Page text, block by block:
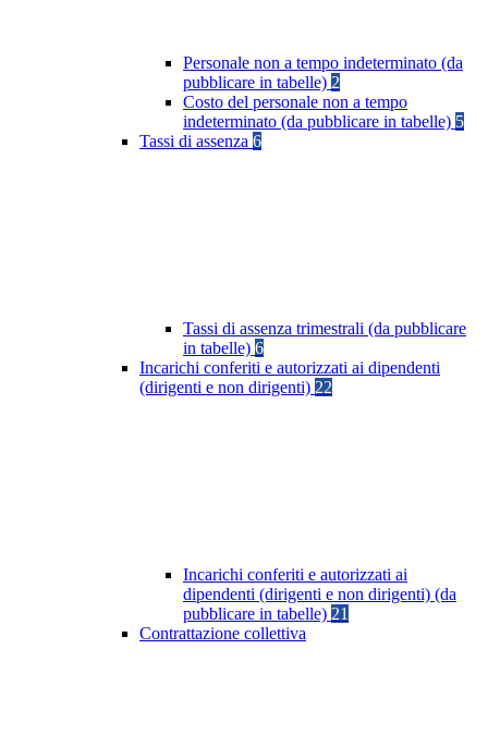
Personale non a tempo indeterminato (da
pubblicare in tabelle) 2
Costo del personale non a tempo
indeterminato (da pubblicare in tabelle) 5
Tassi di assenza 6
Tassi di assenza trimestrali (da pubblicare
in tabelle) 6
Incarichi conferiti e autorizzati ai dipendenti
(dirigenti e non dirigenti) 22
Incarichi conferiti e autorizzati ai
dipendenti (dirigenti e non dirigenti) (da
pubblicare in tabelle) 21
Contrattazione collettiva